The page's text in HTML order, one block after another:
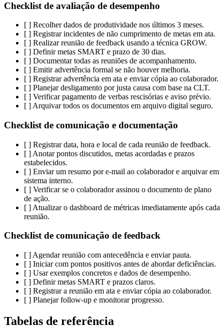
Checklist de avaliação de desempenho
[ ] Recolher dados de produtividade nos últimos 3 meses.
[ ] Registrar incidentes de não cumprimento de metas em ata.
[ ] Realizar reunião de feedback usando a técnica GROW.
[ ] Definir metas SMART e prazo de 30 dias.
[ ] Documentar todas as reuniões de acompanhamento.
[ ] Emitir advertência formal se não houver melhoria.
[ ] Registrar advertência em ata e enviar cópia ao colaborador.
[ ] Planejar desligamento por justa causa com base na CLT.
[ ] Verificar pagamento de verbas rescisórias e aviso prévio.
[ ] Arquivar todos os documentos em arquivo digital seguro.
Checklist de comunicação e documentação
[ ] Registrar data, hora e local de cada reunião de feedback.
[ ] Anotar pontos discutidos, metas acordadas e prazos
estabelecidos.
[ ] Enviar um resumo por e-mail ao colaborador e arquivar em
sistema interno.
[ ] Verificar se o colaborador assinou o documento de plano
de ação.
[ ] Atualizar o dashboard de métricas imediatamente após cada
reunião.
Checklist de comunicação de feedback
[ ] Agendar reunião com antecedência e enviar pauta.
[ ] Iniciar com pontos positivos antes de abordar deficiências.
[ ] Usar exemplos concretos e dados de desempenho.
[ ] Definir metas SMART e prazos claros.
[ ] Registrar a reunião em ata e enviar cópia ao colaborador.
[ ] Planejar follow-up e monitorar progresso.
Tabelas de referência